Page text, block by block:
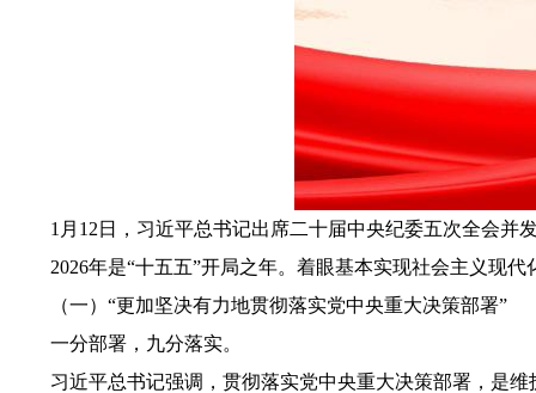
1月12日，习近平总书记出席二十届中央纪委五次全会并
2026年是“十五五”开局之年。着眼基本实现社会主义现代
（一）“更加坚决有力地贯彻落实党中央重大决策部署”
一分部署，九分落实。
习近平总书记强调，贯彻落实党中央重大决策部署，是维